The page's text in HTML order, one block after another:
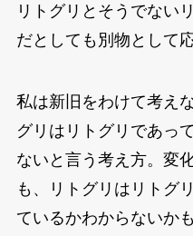
リトグリとそうでない
だとしても別物として
私は新旧をわけて考え
グリはリトグリであっ
ないと言う考え方。変
も、リトグリはリトグ
ているかわからないか